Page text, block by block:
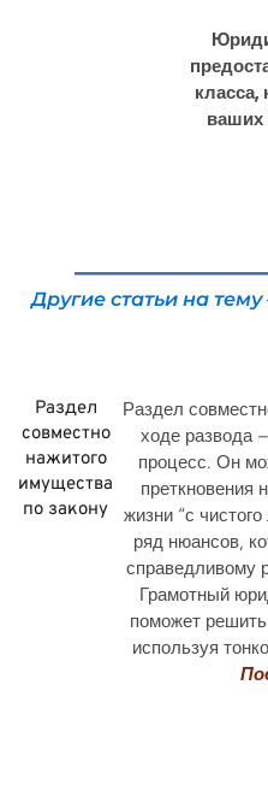
класса,
ваших
Другие статьи на
Раздел
совместно
нажитого
имущества
по закону
Раздел
ходе развода
процесс. Он
преткновения
жизни “с
ряд нюансов,
справедливому
Грамотный
поможет
используя